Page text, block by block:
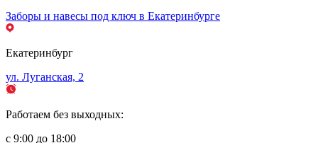
Заборы и навесы под ключ в Екатеринбурге
Екатеринбург
ул. Луганская, 2
Работаем без выходных:
с 9:00 до 18:00